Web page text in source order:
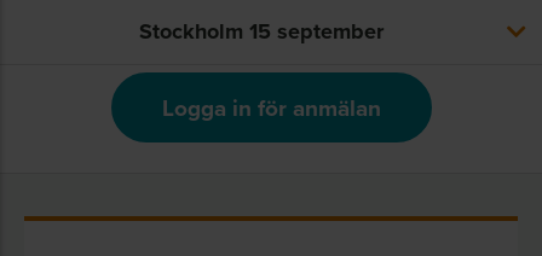
Stockholm
15 september
Stockholm 15 september
Logga in för anmälan